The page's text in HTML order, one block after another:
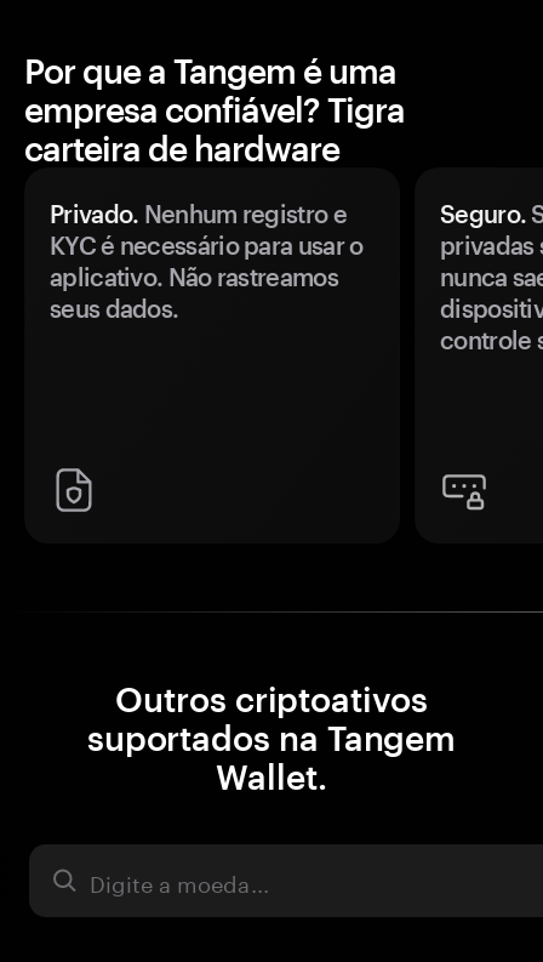
Por que a Tangem é uma
empresa confiável? Tigra
carteira de hardware
Privado. Nenhum registro e
KYC é necessário para usar o
aplicativo. Não rastreamos
seus dados.
Seguro.
privadas
nunca
controle
Outros criptoativos
suportados na Tangem
Wallet.
Ativo